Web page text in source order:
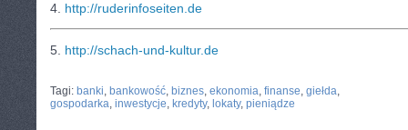
4. http://ruderinfoseiten.de
5. http://schach-und-kultur.de
Tagi: banki, bankowość, biznes, ekonomia, finanse, giełda,
gospodarka, inwestycje, kredyty, lokaty, pieniądze